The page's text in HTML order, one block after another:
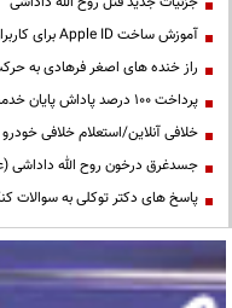
آموزش ساخت Apple ID برای کاربران ایرانی
راز خنده های اصغر فرهادی به
پرداخت ۱۰۰ درصد پاداش پایان خدمت فرهنگیان
خلافی آنلاین/استعلام خلافی
جسدغرق درخون روح الله
پاسخ های دکتر توکلی به سوالات